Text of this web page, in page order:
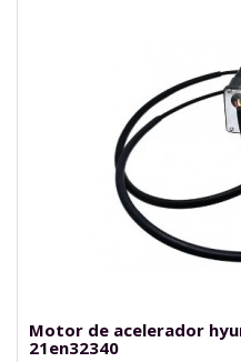
Motor de acelerador
21en32340